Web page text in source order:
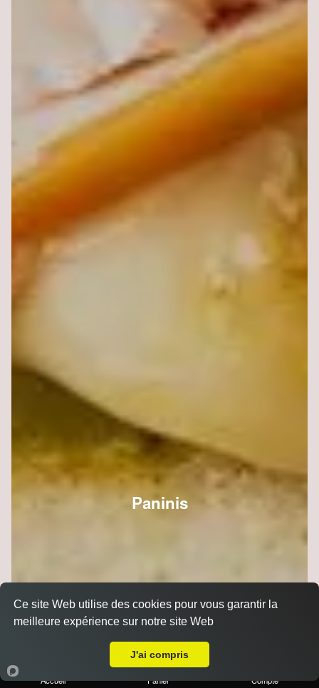
Paninis
Accueil Panier Compte
Ce site Web utilise des cookies pour vous garantir la
meilleure expérience sur notre site Web
J'ai compris